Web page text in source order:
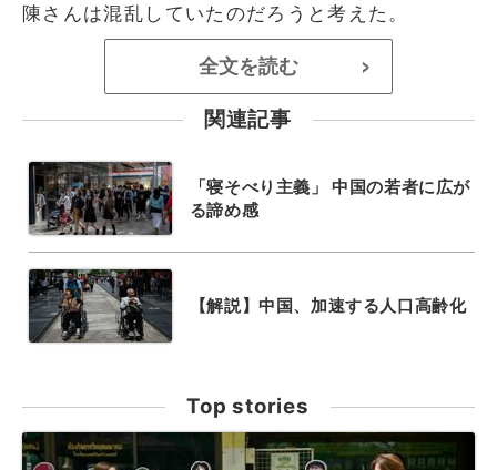
陳さんは混乱していたのだろうと考えた。
全文を読む >
関連記事
「寝そべり主義」 中国の若者に広が
る諦め感
【解説】中国、加速する人口高齢化
Top stories